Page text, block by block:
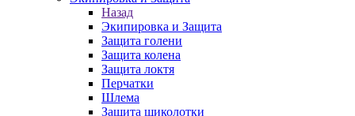
Назад
Экипировка и Защита
Защита голени
Защита колена
Защита локтя
Перчатки
Шлема
Защита щиколотки